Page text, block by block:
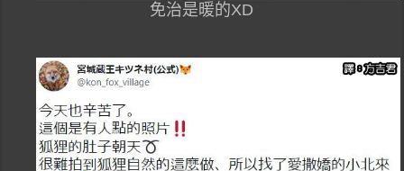
免治是暖的XD